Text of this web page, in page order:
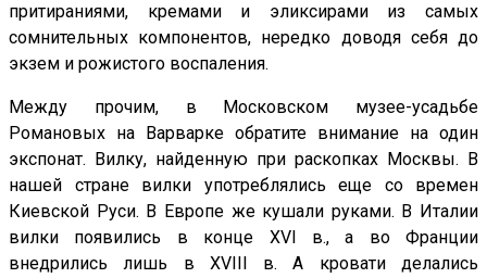
притираниями, кремами и эликсирами из самых
сомнительных компонентов, нередко доводя себя до
экзем и рожистого воспаления.
Между прочим, в Московском музее-усадьбе
Романовых на Варварке обратите внимание на один
экспонат. Вилку, найденную при раскопках Москвы. В
нашей стране вилки употреблялись еще со времен
Киевской Руси. В Европе же кушали руками. В Италии
вилки появились в конце XVI в., а во Франции
внедрились лишь в XVIII в. А кровати делались